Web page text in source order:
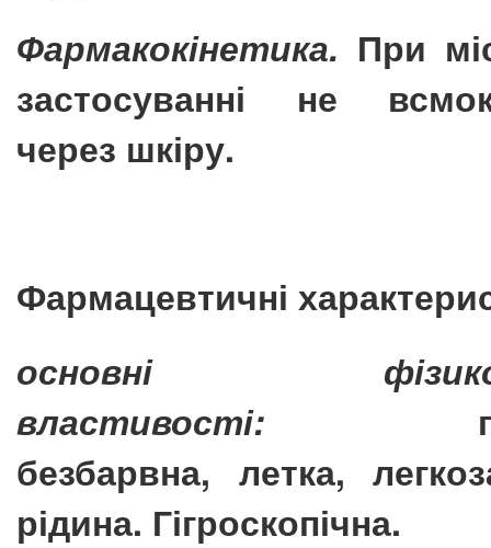
Фармакокінетика. При
застосуванні не
через шкіру.
Фармацевтичні
основні фізико-
властивості:
безбарвна, летка,
рідина. Гігроскопічна.